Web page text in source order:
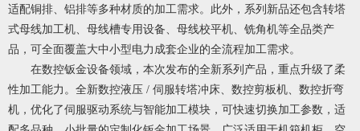
适配铜排、铝排等多种材质的加工需求。此外，系列新品还包含转塔
式母线加工机、母线槽专用设备、母线校平机、铣角机等全品类产
品，可全面覆盖大中小型电力成套企业的全流程加工需求。
在数控钣金设备领域，本次发布的全新系列产品，重点升级了柔
性加工能力。全新数控液压 / 伺服转塔冲床、数控剪板机、数控折弯
机，优化了伺服驱动系统与智能加工模块，可快速切换加工参数，适